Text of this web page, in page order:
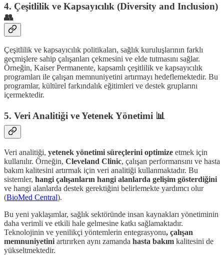
4. Çeşitlilik ve Kapsayıcılık (Diversity and Inclusion)
👥
Çeşitlilik ve kapsayıcılık politikaları, sağlık kuruluşlarının farklı
geçmişlere sahip çalışanları çekmesini ve elde tutmasını sağlar.
Örneğin, Kaiser Permanente, kapsamlı çeşitlilik ve kapsayıcılık
programları ile çalışan memnuniyetini artırmayı hedeflemektedir. Bu
programlar, kültürel farkındalık eğitimleri ve destek gruplarını
içermektedir​​.
5. Veri Analitiği ve Yetenek Yönetimi 📊
Veri analitiği, yetenek yönetimi süreçlerini optimize etmek için
kullanılır. Örneğin, Cleveland Clinic, çalışan performansını ve hasta
bakım kalitesini artırmak için veri analitiği kullanmaktadır. Bu
sistemler, hangi çalışanların hangi alanlarda gelişim gösterdiğini
ve hangi alanlarda destek gerektiğini belirlemekte yardımcı olur​
(BioMed Central)​.
Bu yeni yaklaşımlar, sağlık sektöründe insan kaynakları yönetiminin
daha verimli ve etkili hale gelmesine katkı sağlamaktadır.
Teknolojinin ve yenilikçi yöntemlerin entegrasyonu, çalışan
memnuniyetini artırırken aynı zamanda hasta bakım kalitesini de
yükseltmektedir.